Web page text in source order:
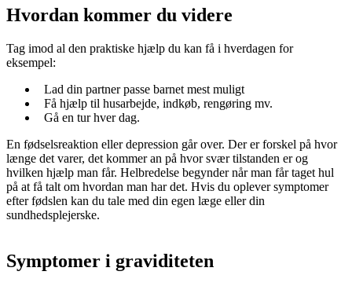
Hvordan kommer du videre
Tag imod al den praktiske hjælp du kan få i hverdagen for
eksempel:
Lad din partner passe barnet mest muligt
Få hjælp til husarbejde, indkøb, rengøring mv.
Gå en tur hver dag.
En fødselsreaktion eller depression går over. Der er forskel på hvor
længe det varer, det kommer an på hvor svær tilstanden er og
hvilken hjælp man får. Helbredelse begynder når man får taget hul
på at få talt om hvordan man har det. Hvis du oplever symptomer
efter fødslen kan du tale med din egen læge eller din
sundhedsplejerske.
Symptomer i graviditeten